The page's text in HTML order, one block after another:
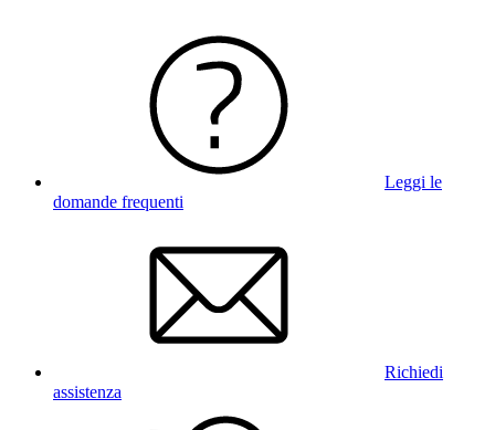
Leggi le
domande frequenti
Richiedi
assistenza